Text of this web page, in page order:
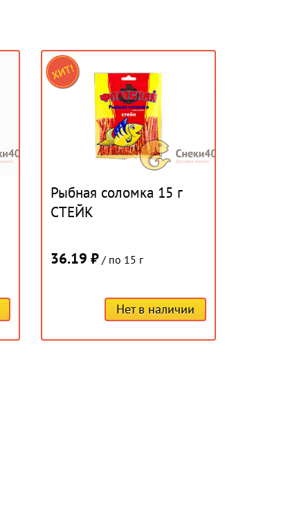
Рыбная соломка 15 г
СТЕЙК
36.19 ₽ / по 15 г
Нет в наличии